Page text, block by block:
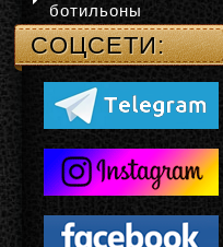
ботильоны
СОЦСЕТИ: